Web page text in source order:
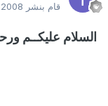
قام بنشر
السلام عليكــم